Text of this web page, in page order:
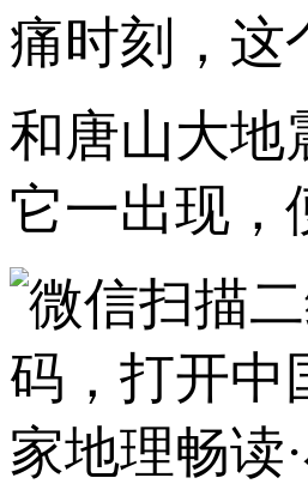
痛时刻，这
和唐山大地
它一出现，